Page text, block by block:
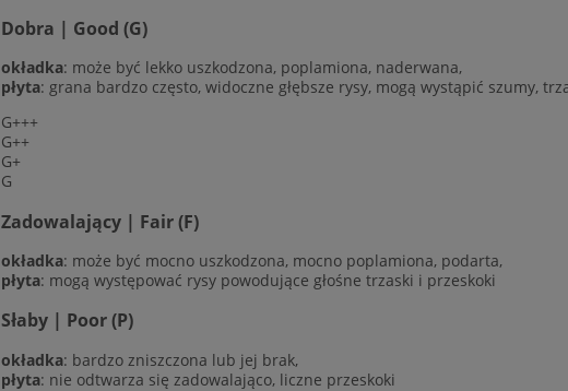
Dobra | Good (G)
okładka: może być lekko uszkodzona, poplamiona, naderwana,
płyta: grana bardzo często, widoczne głębsze rysy, mogą wystąpić szumy,
G+++
G++
G+
G
Zadowalający | Fair (F)
okładka: może być mocno uszkodzona, mocno poplamiona, podarta,
płyta: mogą występować rysy powodujące głośne trzaski i przeskoki
Słaby | Poor (P)
okładka: bardzo zniszczona lub jej brak,
płyta: nie odtwarza się zadowalająco, liczne przeskoki